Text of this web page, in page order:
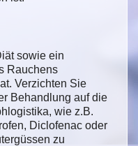
sowie ein
Rauchens
Verzichten Sie
Behandlung auf die
wie z.B.
Diclofenac oder
zu